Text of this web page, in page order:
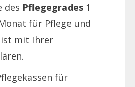
des Pflegegrades 1
für Pflege und
ist mit Ihrer
für